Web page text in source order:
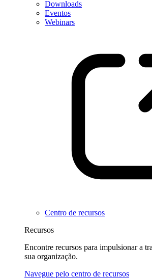
Downloads
Eventos
Webinars
Centro de recursos
Recursos
Encontre recursos para impulsionar a
sua organização.
Navegue pelo centro de recursos